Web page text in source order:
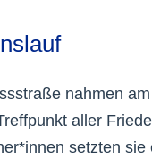
nahmen
aller
setzten